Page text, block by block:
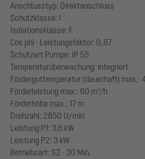
Anschlusstyp: Direktanschluss
Schutzklasse: I
Isolationsklasse: F
Cos phi - Leistungsfaktor: 0,87
Schutzart Pumpe: IP 55
Temperaturüberwachung: integriert
Förderguttemperatur (dauerhaft) max.:
Förderleistung max.: 60 m³/h
Förderhöhe max.: 17 m
Drehzahl: 2850 U/min
Leistung P1: 3,6 kW
Leistung P2: 3 kW
Betriebsart: S2 - 30 Min.